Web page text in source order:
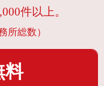
件以上。
所総数）
料